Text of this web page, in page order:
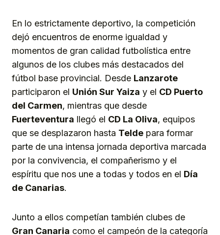
En lo estrictamente deportivo, la competición
dejó encuentros de enorme igualdad y
momentos de gran calidad futbolística entre
algunos de los clubes más destacados del
fútbol base provincial. Desde Lanzarote
participaron el Unión Sur Yaiza y el CD Puerto
del Carmen, mientras que desde
Fuerteventura llegó el CD La Oliva, equipos
que se desplazaron hasta Telde para formar
parte de una intensa jornada deportiva marcada
por la convivencia, el compañerismo y el
espíritu que nos une a todas y todos en el Día
de Canarias.
Junto a ellos competían también clubes de
Gran Canaria como el campeón de la categoría